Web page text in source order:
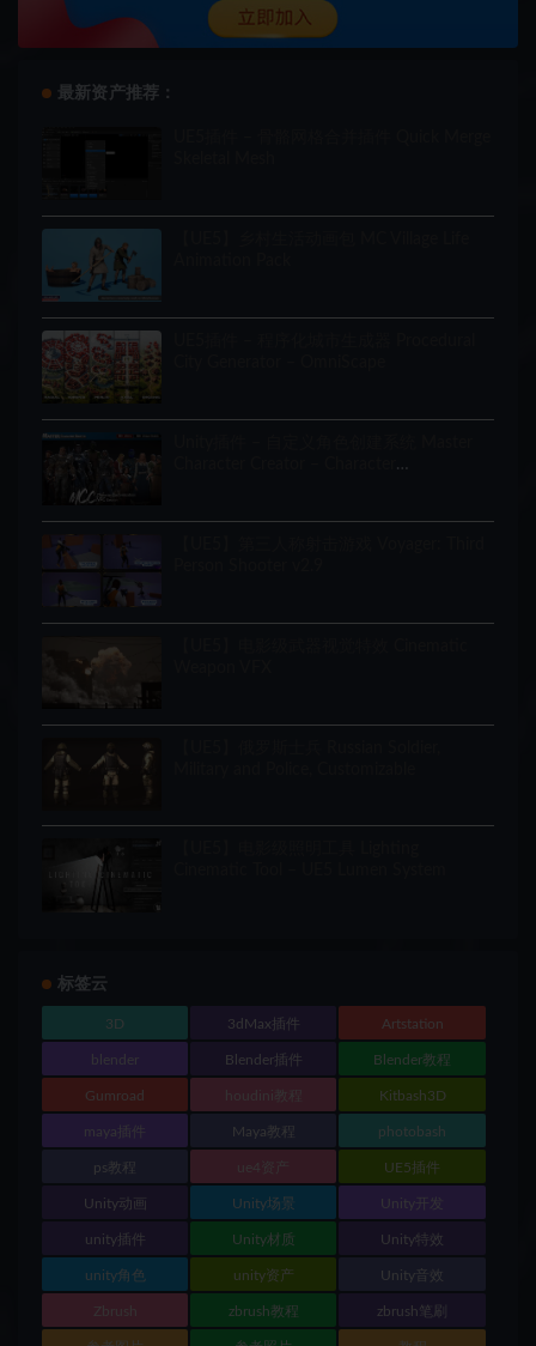
最新资产推荐：
标签云
3D 3dMax插件 Artstation
blender Blender插件 Blender教程
Gumroad houdini教程 Kitbash3D
maya插件 Maya教程 photobash
ps教程 ue4资产 UE5插件
Unity动画 Unity场景 Unity开发
unity插件 Unity材质 Unity特效
unity角色 unity资产 Unity音效
Zbrush zbrush教程 zbrush笔刷